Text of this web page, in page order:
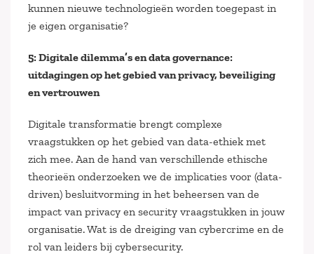
kunnen nieuwe technologieën worden toegepast in
je eigen organisatie?
5: Digitale dilemma’s en data governance:
uitdagingen op het gebied van privacy, beveiliging
en vertrouwen
Digitale transformatie brengt complexe
vraagstukken op het gebied van data-ethiek met
zich mee. Aan de hand van verschillende ethische
theorieën onderzoeken we de implicaties voor (data-
driven) besluitvorming in het beheersen van de
impact van privacy en security vraagstukken in jouw
organisatie. Wat is de dreiging van cybercrime en de
rol van leiders bij cybersecurity.